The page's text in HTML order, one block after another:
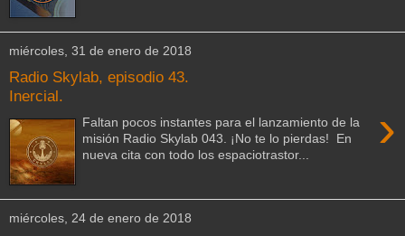
miércoles, 31 de enero de 2018
Radio Skylab, episodio 43.
Inercial.
›
Faltan pocos instantes para el lanzamiento de la
misión Radio Skylab 043. ¡No te lo pierdas! En
nueva cita con todo los espaciotrastor...
miércoles, 24 de enero de 2018